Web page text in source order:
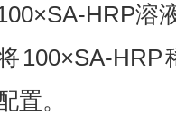
HRP溶
100×SA-HRP
置。